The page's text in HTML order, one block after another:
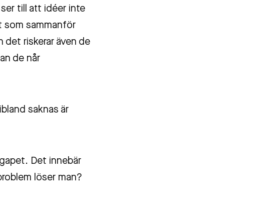
till att idéer inte
som sammanför
riskerar även de
de når
saknas är
Det innebär
löser man?